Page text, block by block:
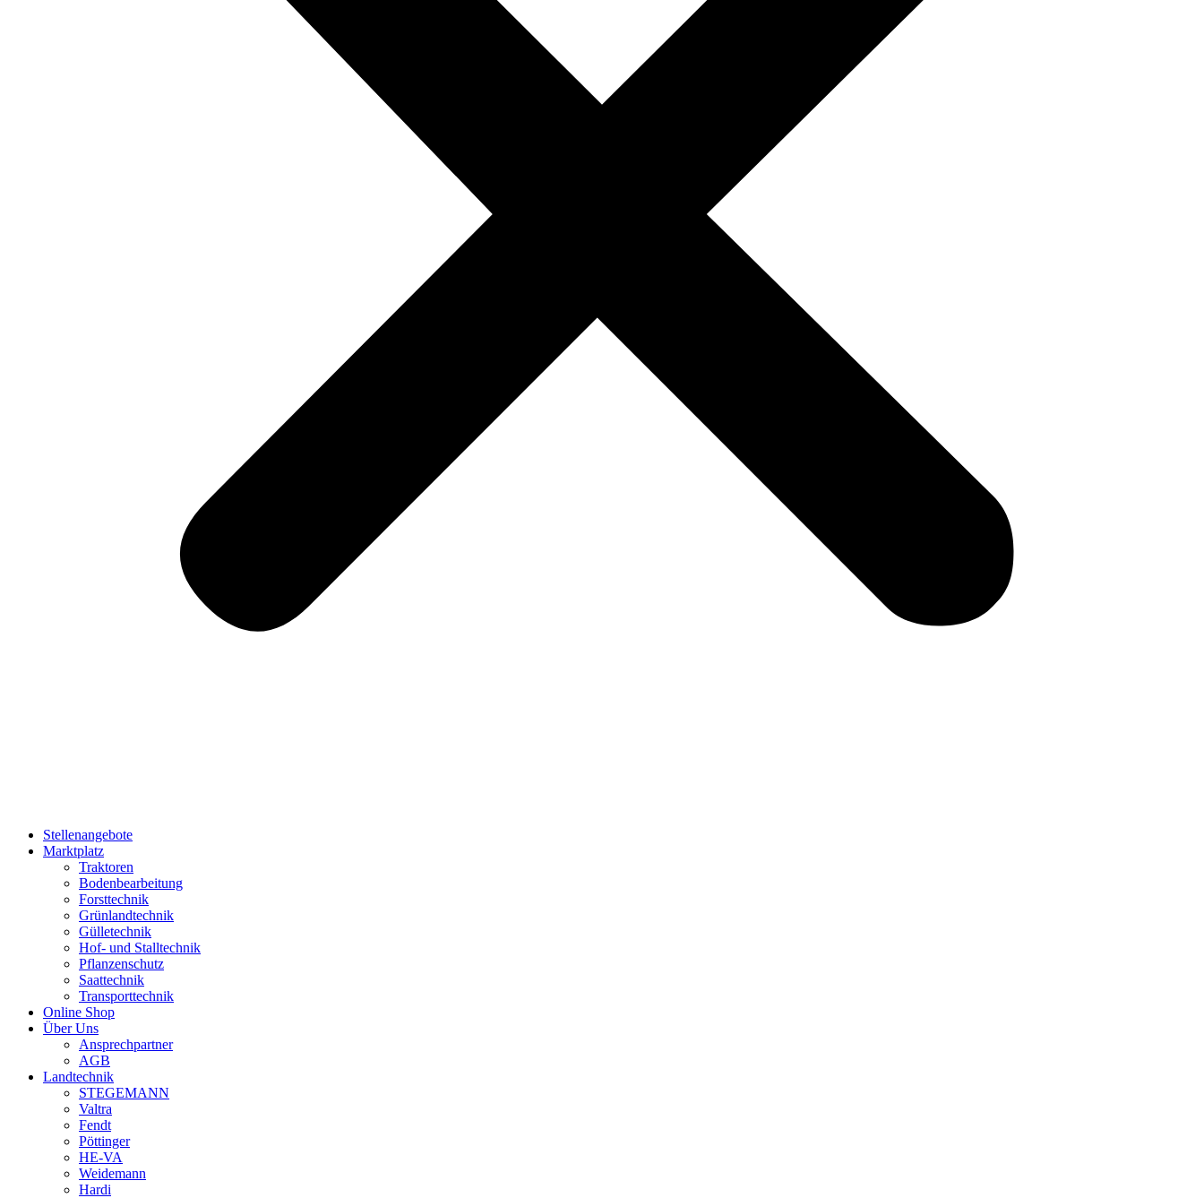
Stellenangebote
Marktplatz
Traktoren
Bodenbearbeitung
Forsttechnik
Grünlandtechnik
Gülletechnik
Hof- und Stalltechnik
Pflanzenschutz
Saattechnik
Transporttechnik
Online Shop
Über Uns
Ansprechpartner
AGB
Landtechnik
STEGEMANN
Valtra
Fendt
Pöttinger
HE-VA
Weidemann
Hardi